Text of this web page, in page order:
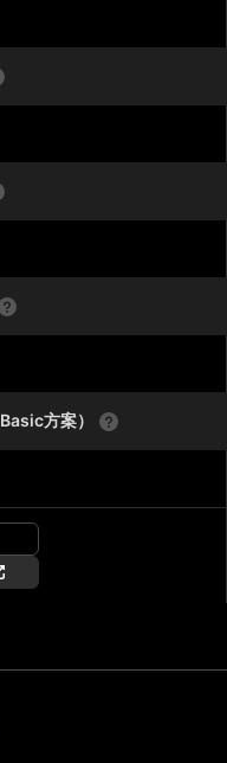
方案）